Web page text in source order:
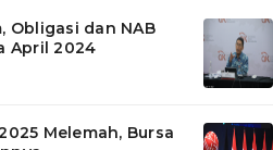
Obligasi dan NAB
April 2024
Melemah, Bursa